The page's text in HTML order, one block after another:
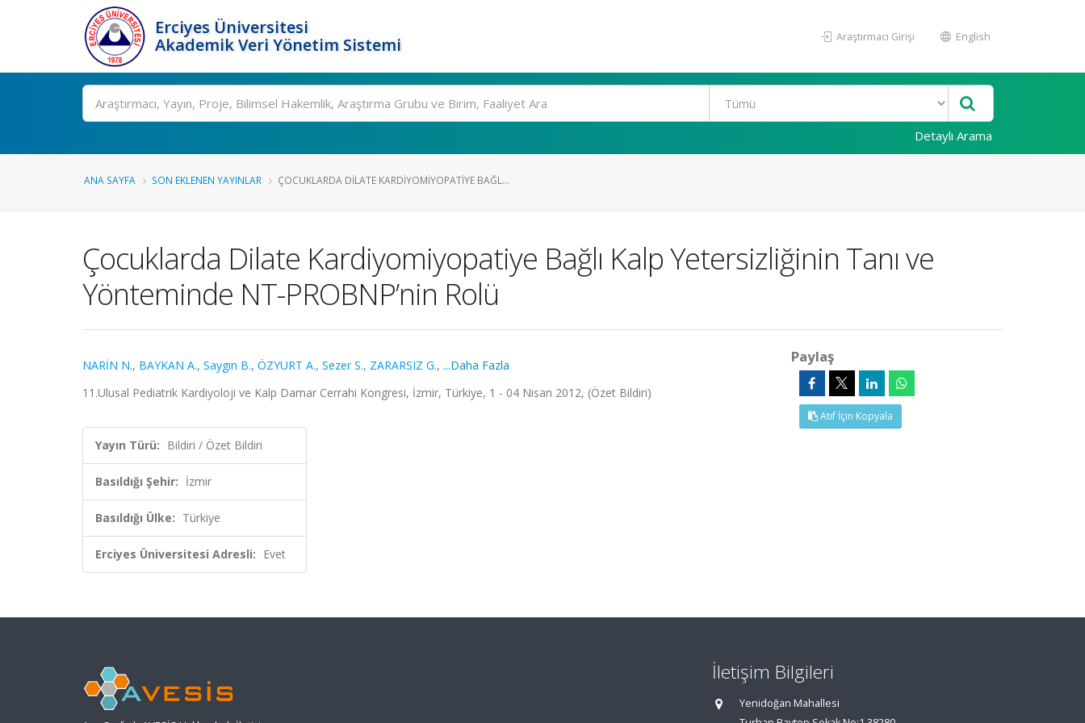
Erciyes Üniversitesi
Akademik Veri Yönetim Sistemi
Araştırmacı Girişi English
Ara
Detaylı Arama
ANA SAYFA SON EKLENEN YAYINLAR ÇOCUKLARDA DILATE KARDIYOMIYOPATIYE BAĞL...
Çocuklarda Dilate Kardiyomiyopatiye Bağlı Kalp Yetersizliğinin Tanı ve
Yönteminde NT-PROBNP’nin Rolü
NARİN N., BAYKAN A., Saygın B., ÖZYURT A., Sezer S., ZARARSIZ G., ...Daha Fazla
11.Ulusal Pediatrik Kardiyoloji ve Kalp Damar Cerrahi Kongresi, İzmir, Türkiye, 1 - 04 Nisan 2012, (Özet Bildiri)
Yayın Türü: Bildiri / Özet Bildiri
Basıldığı Şehir: İzmir
Basıldığı Ülke: Türkiye
Erciyes Üniversitesi Adresli: Evet
Paylaş
Atıf İçin Kopyala
İletişim Bilgileri
Yenidoğan Mahallesi